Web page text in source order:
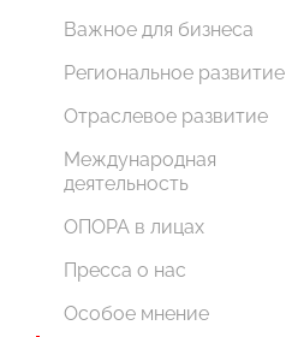
Важное для бизнеса
Региональное развитие
Отраслевое развитие
Международная
деятельность
ОПОРА в лицах
Пресса о нас
Особое мнение